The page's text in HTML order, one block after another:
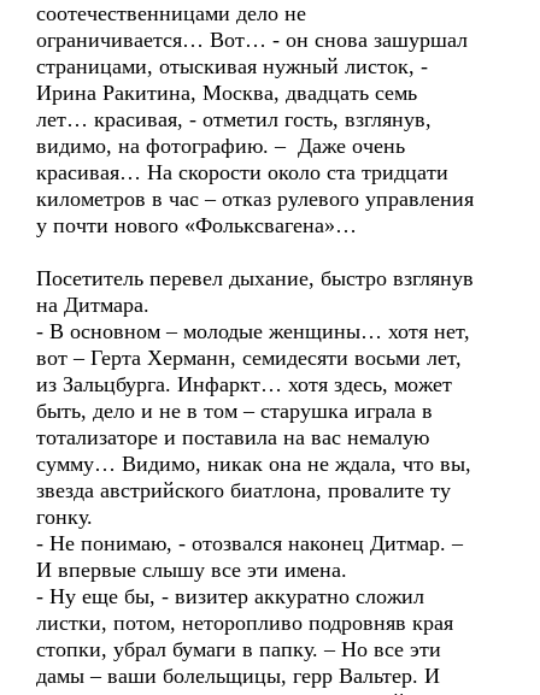
соотечественницами дело не
ограничивается… Вот… - он снова зашуршал
страницами, отыскивая нужный листок, -
Ирина Ракитина, Москва, двадцать семь
лет… красивая, - отметил гость, взглянув,
видимо, на фотографию. – Даже очень
красивая… На скорости около ста тридцати
километров в час – отказ рулевого управления
у почти нового «Фольксвагена»…
Посетитель перевел дыхание, быстро взглянув
на Дитмара.
- В основном – молодые женщины… хотя нет,
вот – Герта Херманн, семидесяти восьми лет,
из Зальцбурга. Инфаркт… хотя здесь, может
быть, дело и не в том – старушка играла в
тотализаторе и поставила на вас немалую
сумму… Видимо, никак она не ждала, что вы,
звезда австрийского биатлона, провалите ту
гонку.
- Не понимаю, - отозвался наконец Дитмар. –
И впервые слышу все эти имена.
- Ну еще бы, - визитер аккуратно сложил
листки, потом, неторопливо подровняв края
стопки, убрал бумаги в папку. – Но все эти
дамы – ваши болельщицы, герр Вальтер. И